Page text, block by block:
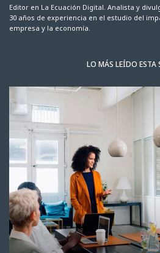
Editor en La Ecuación Digital. Analista y
30 años de experiencia en el estudio del
empresa y la economía.
LO MÁS LEÍDO ESTA